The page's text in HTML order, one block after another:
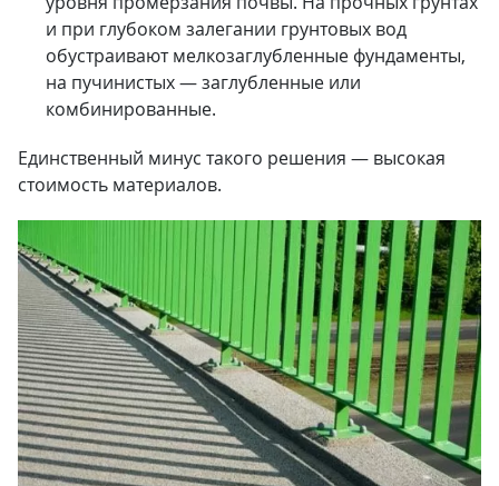
и при глубоком залегании грунтовых вод
обустраивают мелкозаглубленные фундаменты,
на пучинистых — заглубленные или
комбинированные.
Единственный минус такого решения — высокая
стоимость материалов.